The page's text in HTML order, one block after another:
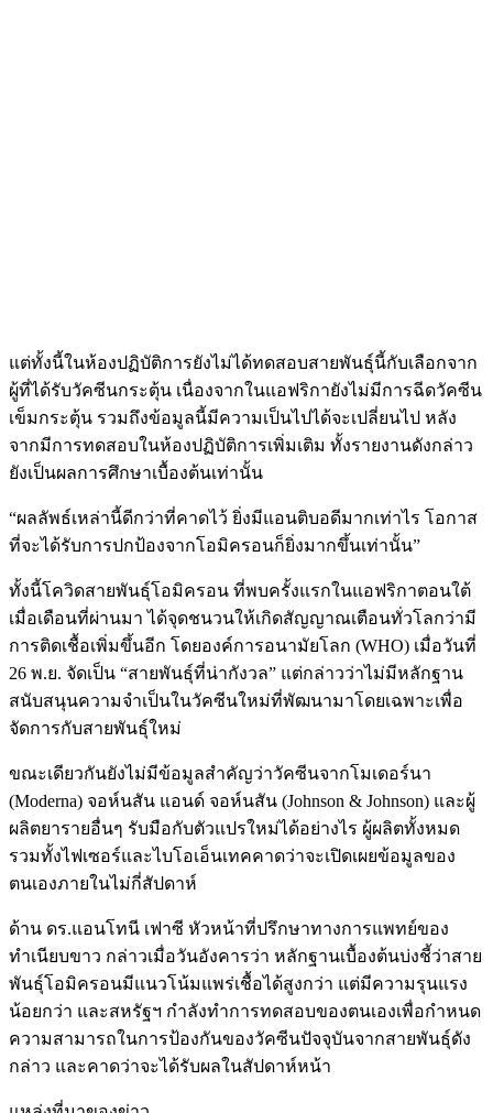
แต่ทั้งนี้ในห้องปฏิบัติการยังไม่ได้ทดสอบสายพันธุ์นี้กับเลือกจาก
ผู้ที่ได้รับวัคซีนกระตุ้น เนื่องจากในแอฟริกายังไม่มีการฉีดวัคซีน
เข็มกระตุ้น รวมถึงข้อมูลนี้มีความเป็นไปได้จะเปลี่ยนไป หลัง
จากมีการทดสอบในห้องปฏิบัติการเพิ่มเติม ทั้งรายงานดังกล่าว
ยังเป็นผลการศึกษาเบื้องต้นเท่านั้น
“ผลลัพธ์เหล่านี้ดีกว่าที่คาดไว้ ยิ่งมีแอนติบอดีมากเท่าไร โอกาส
ที่จะได้รับการปกป้องจากโอมิครอนก็ยิ่งมากขึ้นเท่านั้น”
ทั้งนี้โควิดสายพันธุ์โอมิครอน ที่พบครั้งแรกในแอฟริกาตอนใต้
เมื่อเดือนที่ผ่านมา ได้จุดชนวนให้เกิดสัญญาณเตือนทั่วโลกว่ามี
การติดเชื้อเพิ่มขึ้นอีก โดยองค์การอนามัยโลก (WHO) เมื่อวันที่
26 พ.ย. จัดเป็น “สายพันธุ์ที่น่ากังวล” แต่กล่าวว่าไม่มีหลักฐาน
สนับสนุนความจำเป็นในวัคซีนใหม่ที่พัฒนามาโดยเฉพาะเพื่อ
จัดการกับสายพันธุ์ใหม่
ขณะเดียวกันยังไม่มีข้อมูลสำคัญว่าวัคซีนจากโมเดอร์นา
(Moderna) จอห์นสัน แอนด์ จอห์นสัน (Johnson & Johnson) และผู้
ผลิตยารายอื่นๆ รับมือกับตัวแปรใหม่ได้อย่างไร ผู้ผลิตทั้งหมด
รวมทั้งไฟเซอร์และไบโอเอ็นเทคคาดว่าจะเปิดเผยข้อมูลของ
ตนเองภายในไม่กี่สัปดาห์
ด้าน ดร.แอนโทนี เฟาซี หัวหน้าที่ปรึกษาทางการแพทย์ของ
ทำเนียบขาว กล่าวเมื่อวันอังคารว่า หลักฐานเบื้องต้นบ่งชี้ว่าสาย
พันธุ์โอมิครอนมีแนวโน้มแพร่เชื้อได้สูงกว่า แต่มีความรุนแรง
น้อยกว่า และสหรัฐฯ กำลังทำการทดสอบของตนเองเพื่อกำหนด
ความสามารถในการป้องกันของวัคซีนปัจจุบันจากสายพันธุ์ดัง
กล่าว และคาดว่าจะได้รับผลในสัปดาห์หน้า